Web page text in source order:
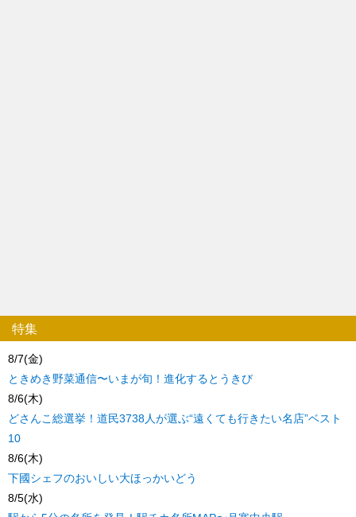
特集
8/7(金)
ときめき野菜通信〜いまが旬！進化するとうきび
8/6(木)
どさんこ総選挙！道民3738人が選ぶ“遠くても行きたい名店”ベスト
10
8/6(木)
下國シェフのおいしい大ほっかいどう
8/5(水)